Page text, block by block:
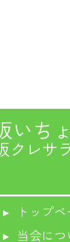
いち
クレサ
▸ トップペ
▸ 当会につ